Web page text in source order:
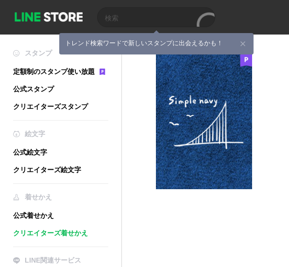
トレンド検索ワードで新しいスタンプに出会えるかも！
スタンプ
定額制のスタンプ使い放題
公式スタンプ
クリエイターズスタンプ
絵文字
公式絵文字
クリエイターズ絵文字
着せかえ
公式着せかえ
クリエイターズ着せかえ
LINE関連サービス